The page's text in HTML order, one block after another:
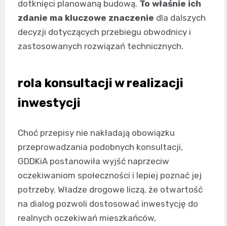
dotknięci planowaną budową. To właśnie ich
zdanie ma kluczowe znaczenie dla dalszych
decyzji dotyczących przebiegu obwodnicy i
zastosowanych rozwiązań technicznych.
rola konsultacji w realizacji
inwestycji
Choć przepisy nie nakładają obowiązku
przeprowadzania podobnych konsultacji,
GDDKiA postanowiła wyjść naprzeciw
oczekiwaniom społeczności i lepiej poznać jej
potrzeby. Władze drogowe liczą, że otwartość
na dialog pozwoli dostosować inwestycję do
realnych oczekiwań mieszkańców,